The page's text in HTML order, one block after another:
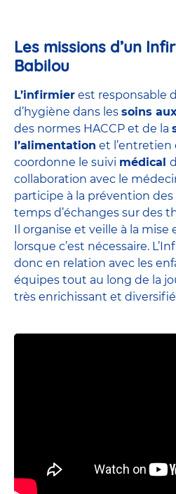
Les missions d’un
Babilou
L’infirmier est responsable
d’hygiène dans les soins
des normes HACCP et de la
l’alimentation et l’entretien
coordonne le suivi médical
collaboration avec le
participe à la prévention
temps d’échanges sur des
Il organise et veille à la mise
lorsque c’est nécessaire.
donc en relation avec les
équipes tout au long de la
très enrichissant et